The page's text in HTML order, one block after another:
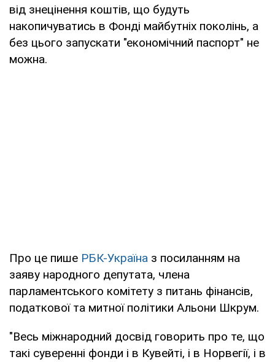
від знецінення коштів, що будуть
накопичуватись в Фонді майбутніх поколінь, а
без цього запускати "економічний паспорт" не
можна.
Про це пише РБК-Україна з посиланням на
заяву народного депутата, члена
парламентського комітету з питань фінансів,
податкової та митної політики Альони Шкрум.
"Весь міжнародний досвід говорить про те, що
такі суверенні фонди і в Кувейті, і в Норвегії, і в